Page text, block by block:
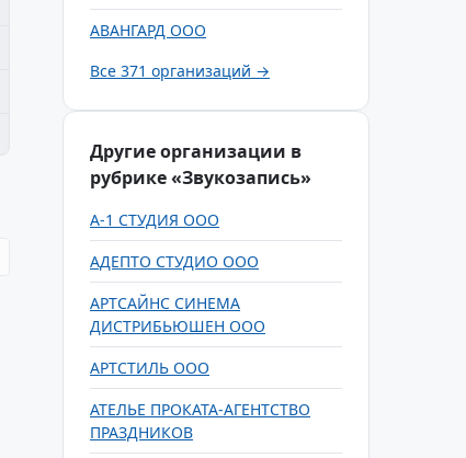
АВАНГАРД ООО
Все 371 организаций →
Другие организации в
рубрике «Звукозапись»
А-1 СТУДИЯ ООО
АДЕПТО СТУДИО ООО
АРТСАЙНС СИНЕМА
ДИСТРИБЬЮШЕН ООО
АРТСТИЛЬ ООО
АТЕЛЬЕ ПРОКАТА-АГЕНТСТВО
ПРАЗДНИКОВ